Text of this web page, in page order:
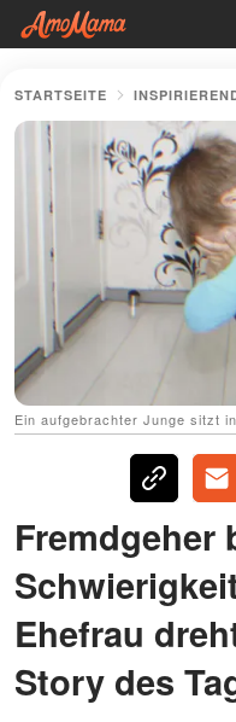
STARTSEITE
Ein aufgebrachter Junge sitzt
Ehefrau
Story des